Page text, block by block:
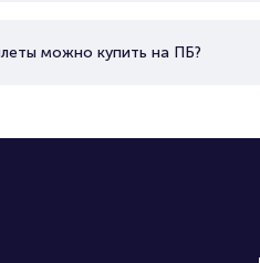
можно купить на ПБ?